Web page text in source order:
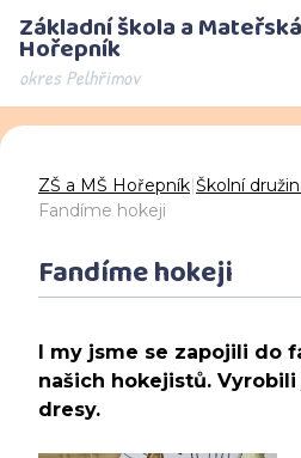
Základní škola a
Hořepník
okres Pelhřimov
ZŠ a MŠ Hořepník|Školní
Fandíme hokeji
Fandíme hokeji
I my jsme se zapojili do
našich hokejistů.
dresy.